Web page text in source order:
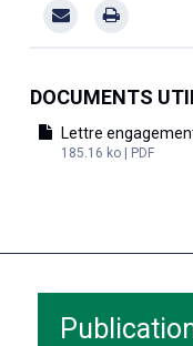
DOCUMENTS
Lettre
185.16 ko | PDF